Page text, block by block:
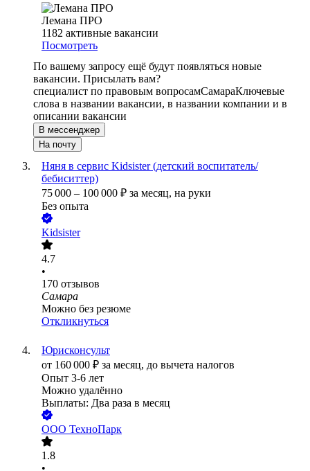
Лемана ПРО
1182 активные вакансии
Посмотреть
По вашему запросу ещё будут появляться новые
вакансии. Присылать вам?
специалист по правовым вопросамСамараКлючевые
слова в названии вакансии, в названии компании и в
описании вакансии
В мессенджер
На почту
Няня в сервис Kidsister (детский воспитатель/
бебиситтер)
75 000 – 100 000 ₽ за месяц, на руки
Без опыта
Kidsister
4.7
•
170 отзывов
Самара
Можно без резюме
Откликнуться
Юрисконсульт
от 160 000 ₽ за месяц, до вычета налогов
Опыт 3-6 лет
Можно удалённо
Выплаты: Два раза в месяц
ООО ТехноПарк
1.8
•